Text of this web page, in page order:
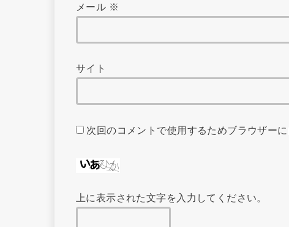
メール ※
サイト
次回のコメントで使用するためブラウザー
上に表示された文字を入力してください。